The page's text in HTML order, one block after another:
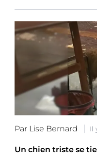
Par Lise Bernard Il
Un chien triste se